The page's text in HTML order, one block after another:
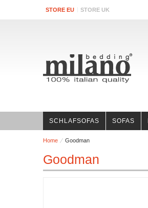
STORE EU STORE UK
SCHLAFSOFAS SOFAS
Home Goodman
Goodman